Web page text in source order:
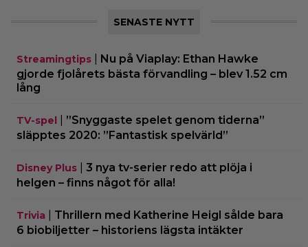
SENASTE NYTT
Streamingtips
Nu på Viaplay: Ethan Hawke
gjorde fjolårets bästa förvandling – blev 1.52 cm
lång
TV-spel
”Snyggaste spelet genom tiderna”
släpptes 2020: ”Fantastisk spelvärld”
Disney Plus
3 nya tv-serier redo att plöja i
helgen – finns något för alla!
Trivia
Thrillern med Katherine Heigl sålde bara
6 biobiljetter – historiens lägsta intäkter